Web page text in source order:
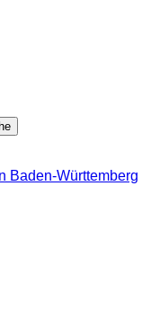
Baden-Württemberg